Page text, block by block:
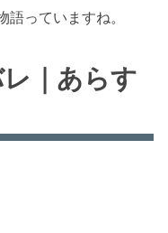
っていますね。
｜あらす